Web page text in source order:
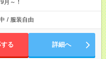
～！
/ 服装自由
る 詳細へ